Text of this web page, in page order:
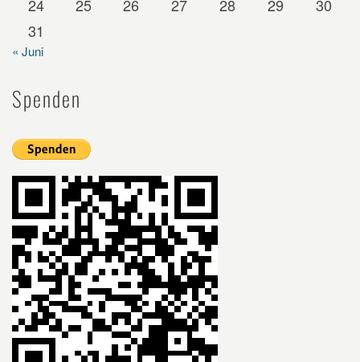
24 25 26 27 28 29
30
31
« Juni
Spenden